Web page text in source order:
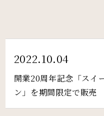
Rooms
ご宿泊
Restaurant &
レストラン&ラウンジ
2022.10.04
開業20周年記念「スイ
ン」を期間限定で販売